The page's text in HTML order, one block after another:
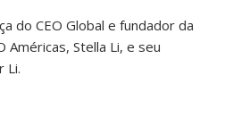
do CEO Global e fundador da
Américas, Stella Li, e seu
Li.